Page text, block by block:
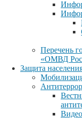
Перечень
«ОМВД
Защита